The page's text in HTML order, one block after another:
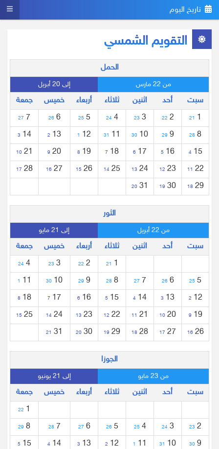
تاريخ اليوم
التقويم الشمسي
الحمل
من 22 مارس إلى 20 أبريل
سبت أحد اثنين ثلاثاء أربعاء خميس
جمعة
1
21
2
22
3
23
4
24
5
25
6
26
7
27
8
28
9
29
10
30
11
31
12
1
13
2
14
3
15
4
16
5
17
6
18
7
19
8
20
9
21
10
22
11
23
12
24
13
25
14
26
15
27
16
28
17
29
18
30
19
31
20
الثور
من 22 أبريل إلى 21 مايو
سبت أحد اثنين ثلاثاء أربعاء خميس
جمعة
1
21
2
22
3
23
4
24
5
25
6
26
7
27
8
28
9
29
10
30
11
1
12
2
13
3
14
4
15
5
16
6
17
7
18
8
19
9
20
10
21
11
22
12
23
13
24
14
25
15
26
16
27
17
28
18
29
19
30
20
31
21
الجوزا
من 23 مايو إلى 21 يونيو
سبت أحد اثنين ثلاثاء أربعاء خميس
جمعة
1
22
2
23
3
24
4
25
5
26
6
27
7
28
8
29
9
30
10
31
11
1
12
2
13
3
14
4
15
5